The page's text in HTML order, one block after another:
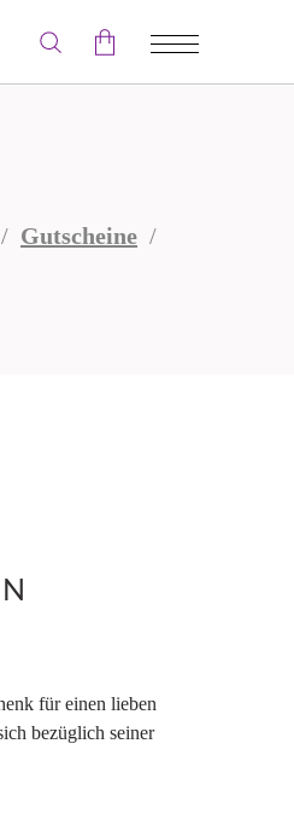
/ Gutscheine /
für einen lieben
bezüglich seiner